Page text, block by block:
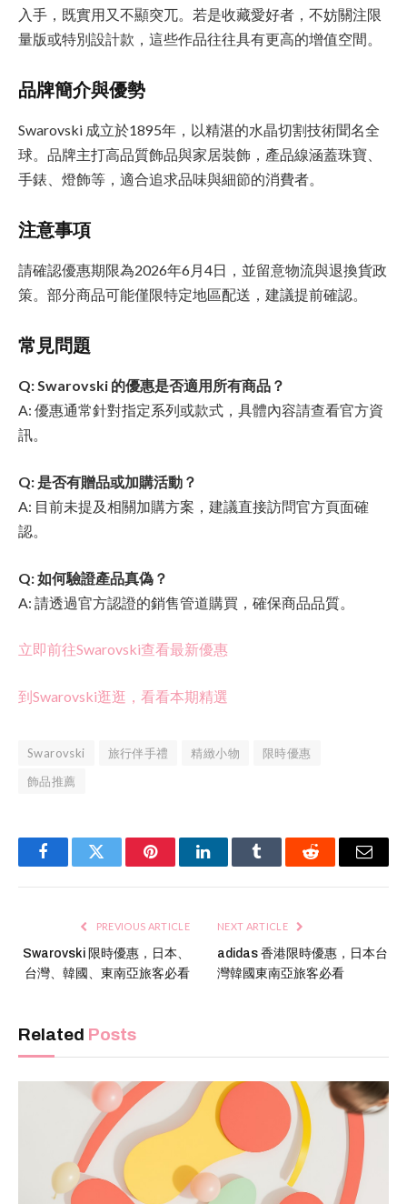
入手，既實用又不顯突兀。若是收藏愛好者，不妨關注限
量版或特別設計款，這些作品往往具有更高的增值空間。
品牌簡介與優勢
Swarovski 成立於1895年，以精湛的水晶切割技術聞名全
球。品牌主打高品質飾品與家居裝飾，產品線涵蓋珠寶、
手錶、燈飾等，適合追求品味與細節的消費者。
注意事項
請確認優惠期限為2026年6月4日，並留意物流與退換貨政
策。部分商品可能僅限特定地區配送，建議提前確認。
常見問題
Q: Swarovski 的優惠是否適用所有商品？
A: 優惠通常針對指定系列或款式，具體內容請查看官方資
訊。
Q: 是否有贈品或加購活動？
A: 目前未提及相關加購方案，建議直接訪問官方頁面確
認。
Q: 如何驗證產品真偽？
A: 請透過官方認證的銷售管道購買，確保商品品質。
立即前往Swarovski查看最新優惠
到Swarovski逛逛，看看本期精選
Swarovski 旅行伴手禮 精緻小物
限時優惠
飾品推薦
FacebookTwitter PinterestLinkedInTumblr Reddit Email
PREVIOUS ARTICLE
Swarovski 限時優惠，日本、
台灣、韓國、東南亞旅客必看
NEXT ARTICLE
adidas 香港限時優惠，日本台
灣韓國東南亞旅客必看
Related Posts